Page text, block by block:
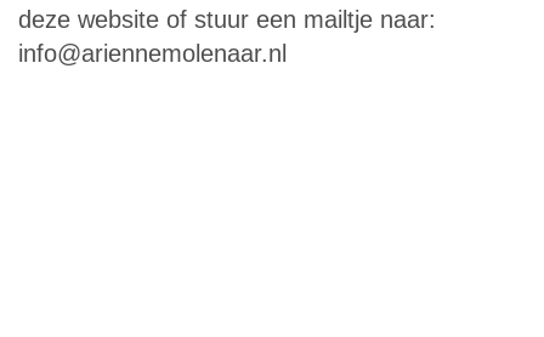
deze website of stuur een mailtje naar:
info@ariennemolenaar.nl